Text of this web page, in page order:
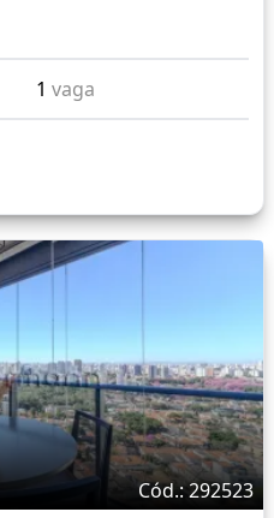
1vaga
Cód.: 292523